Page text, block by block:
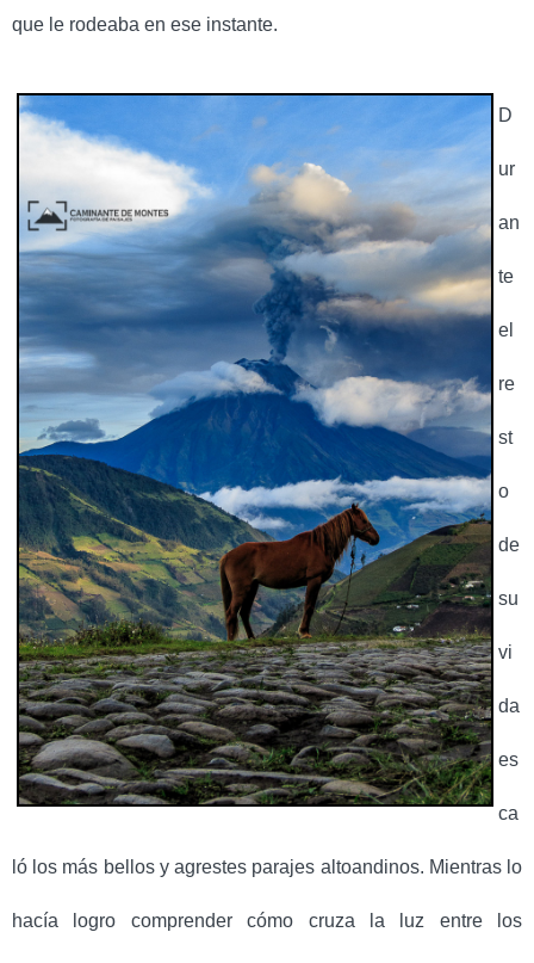
que le rodeaba en ese instante.
D
ur
an
te
el
re
st
o
de
su
vi
da
es
ca
ló los más bellos y agrestes parajes altoandinos. Mientras lo
hacía logro comprender cómo cruza la luz entre los